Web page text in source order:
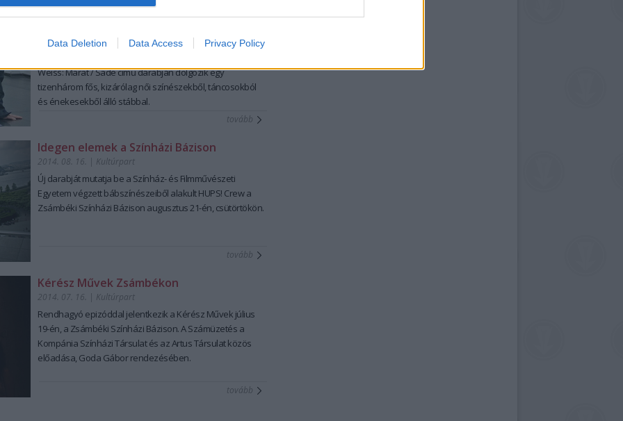
Data Deletion Data Access Privacy Policy
Nőkkel készül az összművészeti
2014. 08. 30.|Kultúrpart
Weiss:Marat / Sadecímű darabján dolgozik egy
tizenhárom fős, kizárólagnői színészekből, táncosokból
és énekesekből álló stábbal.
tovább
Idegen elemek a Színházi Bázison
2014. 08. 16. | Kultúrpart
Új darabját mutatja be a Színház- és Filmművészeti
Egyetem végzettbábszínészeiből alakultHUPS! Crewa
Zsámbéki Színházi Bázison augusztus 21-én, csütörtökön.
tovább
Kérész Művek Zsámbékon
2014. 07. 16. | Kultúrpart
Rendhagyó epizóddal jelentkezik a Kérész Művek július
19-én, a Zsámbéki Színházi Bázison. ASzámüzetés a
Kompánia Színházi Társulat és azArtusTársulat közös
előadása, Goda Gáborrendezésében.
tovább